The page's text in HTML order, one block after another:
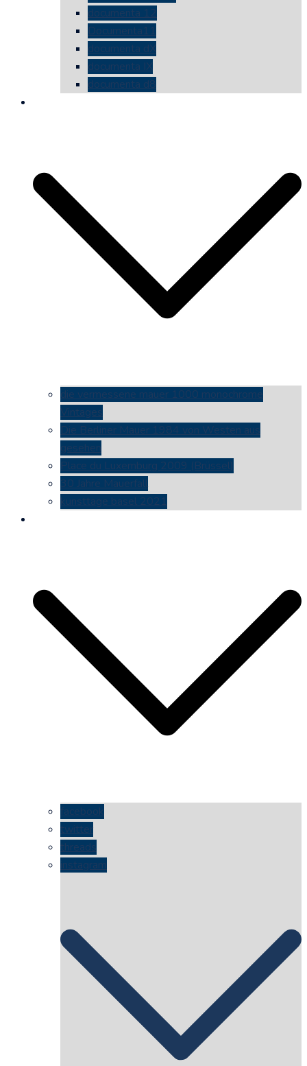
documenta 12
Documenta11
documenta dX
documenta IX
documenta d8
die vermessene mauer 1000 monochrome
Vintages
Die Berliner Mauer 1984 von Westen aus
gesehen
Place du Luxemburg 2009 (Brüssel)
30 Jahre Mauerfall
kunsttage basel 2021
facebook
twitter
threads
instagram